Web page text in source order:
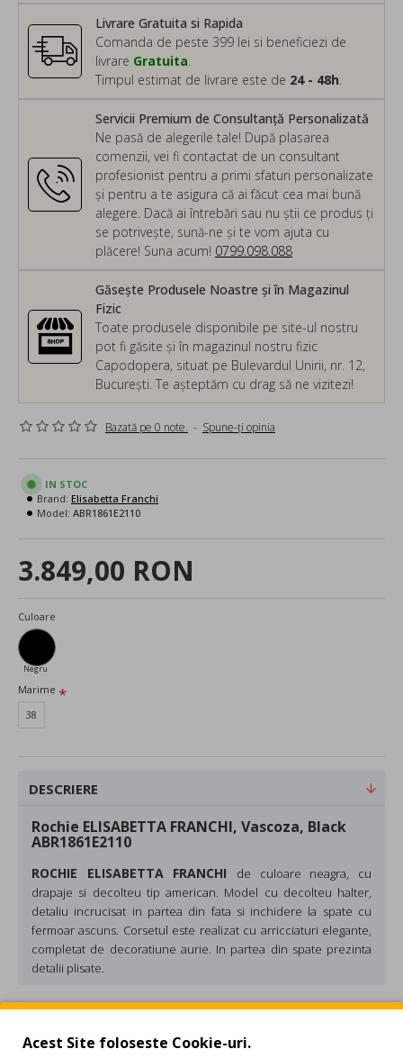
Servicii Premium de Consultanță Personalizată
Ne pasă de alegerile tale! După plasarea
comenzii, vei fi contactat de un consultant
profesionist pentru a primi sfaturi personalizate
și pentru a te asigura că ai făcut cea mai bună
alegere. Dacă ai întrebări sau nu știi ce produs ți
se potrivește, sună-ne și te vom ajuta cu
plăcere! Suna acum! 0799.098.088
Livrare Gratuita si Rapida
Comanda de peste 399 lei si beneficiezi de
livrare Gratuita
Timpul estimat de livrare este de 24 - 48h
Găsește Produsele Noastre și în Magazinul
Fizic
Toate produsele disponibile pe site-ul nostru
pot fi găsite și în magazinul nostru fizic
Capodopera, situat pe Bulevardul Unirii, nr. 12,
București. Te așteptăm cu drag să ne vizitezi!
Bazată pe 0 note. - Spune-ţi opinia
3.849,00 RON
IN STOC
Brand: Elisabetta Franchi
Model: ABR1861E2110
Culoare
Negru
Marime
38
DESCRIERE
Rochie ELISABETTA FRANCHI, Vascoza, Black
ABR1861E2110
ROCHIE ELISABETTA FRANCHI de culoare neagra, cu
drapaje si decolteu tip american. Model cu decolteu halter,
detaliu incrucisat in partea din fata si inchidere la spate cu
fermoar ascuns. Corsetul este realizat cu arricciaturi elegante,
completat de decoratiune aurie. In partea din spate prezinta
detalii plisate.
Material:100% vascoza.
Made in Italy
Acest Site foloseste Cookie-uri.